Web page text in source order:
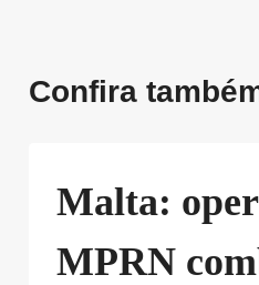
Confira
Malta:
MPRN